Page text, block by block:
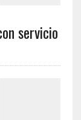
servicio